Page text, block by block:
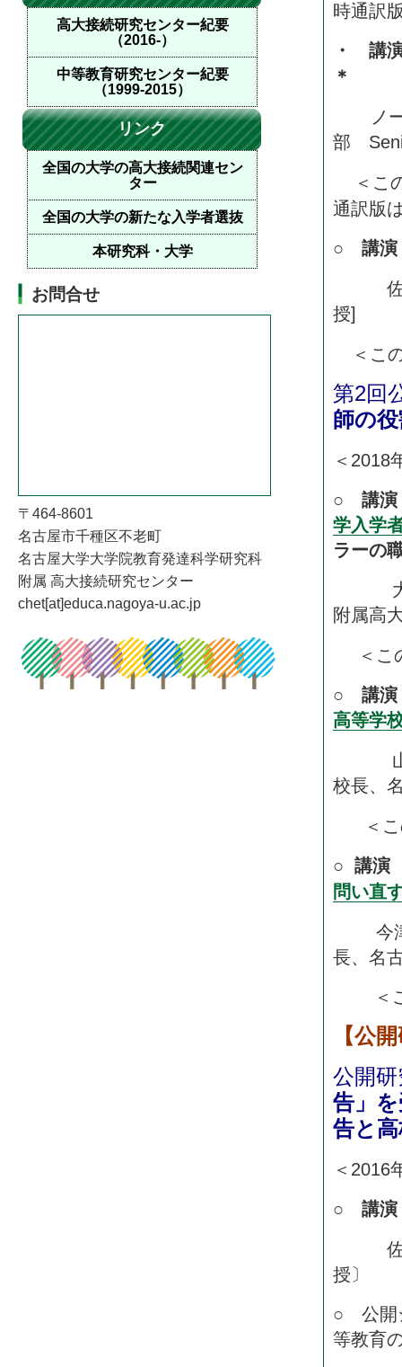
高大接続研究センター紀要
（2016-）
中等教育研究センター紀要
（1999-2015）
リンク
全国の大学の高大接続関連セン
ター
全国の大学の新たな入学者選抜
本研究科・大学
お問合せ
〒464-8601
名古屋市千種区不老町
名古屋大学大学院教育発達科学研究科
附属 高大接続研究センター
chet[at]educa.nagoya-u.ac.jp
時通訳
・ 講
＊
ノー
部
＜こ
通訳版
○ 講
佐々
授]
＜こ
第2回
師の
＜2018
○ 講
学入学
ラーの
大谷
附属高
＜こ
○ 講
高等学
山田
校長、
＜
○ 講
問い直
今津
長、名
＜
【公
公開
告」
告と
＜2016
○ 講
佐々
授〕
○ 公開
等教育